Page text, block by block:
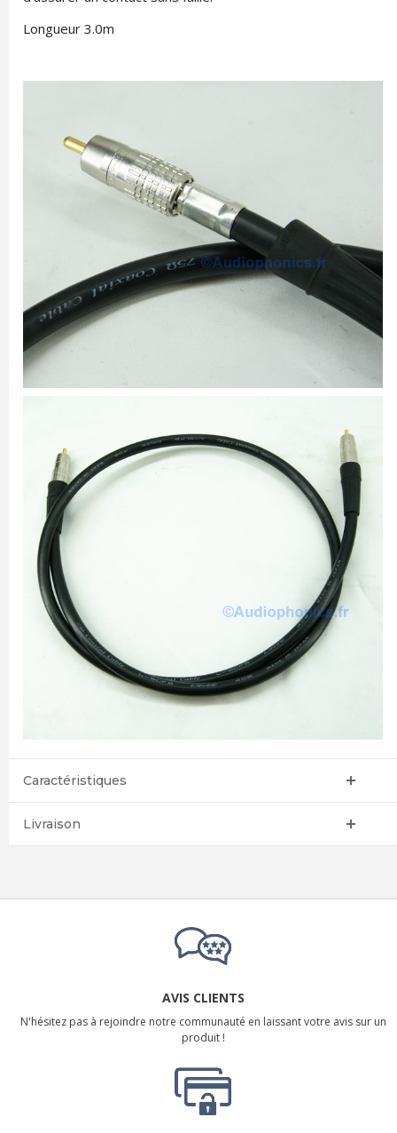
Longueur 3.0m
Caractéristiques
Livraison
AVIS CLIENTS
N'hésitez pas à rejoindre notre communauté en laissant votre avis sur un
produit !